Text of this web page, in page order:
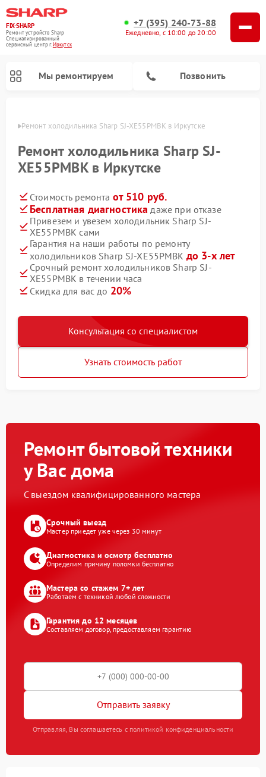
FIX-SHARP
Ремонт устройств Sharp
Специализированный
cервисный центр г.Иркутск
+7 (395) 240-73-88
Ежедневно, с 10:00 до 20:00
Мы ремонтируем Позвонить
Ремонт холодильника Sharp SJ-XE55PMBK в Иркутске
Ремонт холодильника Sharp SJ-
XE55PMBK в Иркутске
Стоимость ремонта от 510 руб.
Бесплатная диагностика даже при отказе
Привезем и увезем холодильник Sharp SJ-
XE55PMBK сами
Гарантия на наши работы по ремонту
холодильников Sharp SJ-XE55PMBK до 3-х лет
Срочный ремонт холодильников Sharp SJ-
XE55PMBK в течении часа
Скидка для вас до 20%
Консультация со специалистом
Узнать стоимость работ
Ремонт бытовой техники
у Вас дома
С выездом квалифицированного мастера
Срочный выезд
Мастер приедет уже через 30 минут
Диагностика и осмотр бесплатно
Определим причину поломки бесплатно
Мастера со стажем 7+ лет
Работаем с техникой любой сложности
Гарантия до 12 месяцев
Составляем договор, предоставляем гарантию
Отправить заявку
Отправляя, Вы соглашаетесь с политикой конфиденциальности